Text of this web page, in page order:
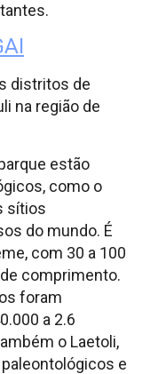
distritos de
na região de
estão
como o
sítios
do mundo. É
com 30 a 100
comprimento.
foram
a 2.6
o Laetoli,
e